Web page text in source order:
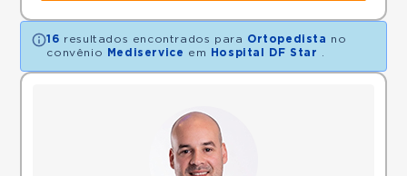
16 resultados encontrados para Ortopedista no
convênio
Mediservice em Hospital DF Star